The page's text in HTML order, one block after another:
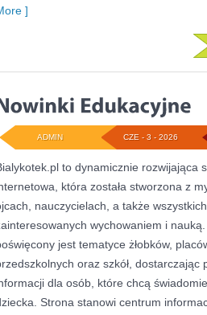
]
CZE - 3 - 2026
ADMIN
to dynamicznie rozwijająca
która została stworzona z
nauczycielach, a także
wychowaniem i
jest tematyce żłobków,
oraz szkół, dostarczając
dla osób, które chcą
Strona stanowi centrum